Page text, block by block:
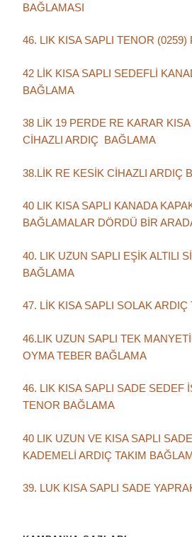
BAĞLAMASI
46. LIK KISA SAPLI TENOR
42 LİK KISA SAPLI SEDEFLİ
BAĞLAMA
38 LİK 19 PERDE RE KARAR
CİHAZLI ARDIÇ BAĞLAMA
38.LİK RE KESİK CİHAZLI ARDIÇ
40 LIK KISA SAPLI KANADA
BAĞLAMALAR DÖRDÜ BİR
40. LIK UZUN SAPLI EŞİK ALTILI
BAĞLAMA
47. LİK KISA SAPLI SOLAK
46.LIK UZUN SAPLI TEK
OYMA TEBER BAĞLAMA
46. LIK KISA SAPLI SADE SEDEF
TENOR BAĞLAMA
40 LIK UZUN VE KISA SAPLI
KADEMELİ ARDIÇ TAKIM
39. LUK KISA SAPLI SADE